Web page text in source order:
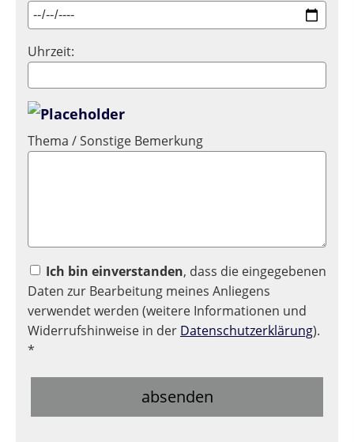
Uhrzeit:
Thema / Sonstige Bemerkung
Ich bin einverstanden, dass die eingegebenen
Daten zur Bearbeitung meines Anliegens
verwendet werden (weitere Informationen und
Widerrufshinweise in der Datenschutzerklärung).
*
absenden